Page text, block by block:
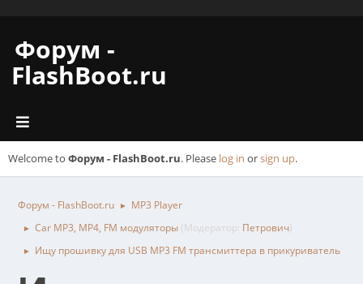
Форум -
FlashBoot.ru
Welcome to Форум - FlashBoot.ru. Please log in orsign up.
Форум - FlashBoot.ru ► MP3 Player
► Car MP3, MP4, FM модуляторы (Модератор: Петрович)
► Ищу прошивку для USB MP3 FM трансмиттера в прикуриватель